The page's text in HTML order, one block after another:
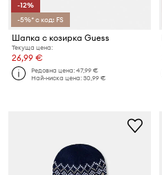
-12%
-5%* с код: FS
Шапка с козирка Guess
Текуща цена:
26,99 €
Редовна цена:47,99 €
Най-ниска цена:30,99 €